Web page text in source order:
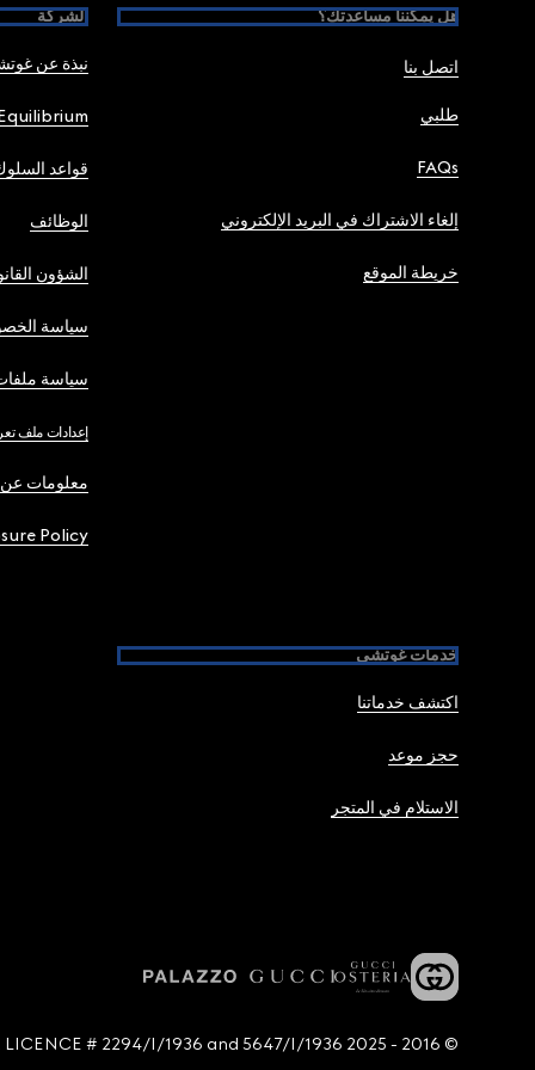
هل يمكننا مساعدتك؟
اتصل بنا
طلبي
FAQs
إلغاء الاشتراك في البريد الإلكتروني
خريطة الموقع
الشركة
نبذة عن
قواعد
الوظائف
الشؤون
سياسة
سياسة
إعدادات ملف
معلومات
Policy
خدمات غوتشي
اكتشف خدماتنا
حجز موعد
الاستلام في المتجر
© 2016 - 2025 Guccio Gucci S.p.A. - All rights reserved. SIAE LICENCE # 2294/I/1936 and 5647/I/1936